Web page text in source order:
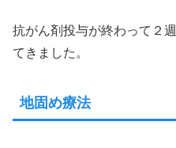
抗がん剤投与が終わって２
てきました。
地固め療法